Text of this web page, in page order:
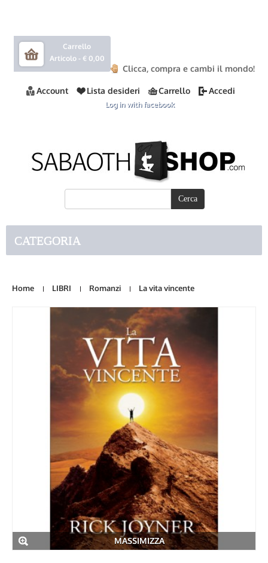
Carrello
Articolo - € 0,00
Clicca, compra e cambi il mondo!
Account Lista desideri Carrello Accedi
Log in with facebook
CATEGORIA
Home LIBRI Romanzi La vita vincente
MASSIMIZZA